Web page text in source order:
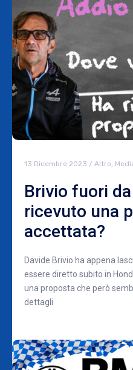
13 Dicembre 2023 / Altro
Brivio fuori
ricevuto una
accettata?
Davide Brivio ha appena
essere diretto subito in
una proposta che però
dettagli